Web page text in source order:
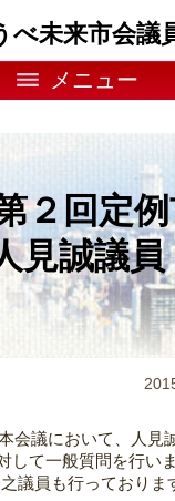
べ未来市会議
メニュー
２回定例
見誠議
会議において、人見
して一般質問を行いま
議員も行っておりま